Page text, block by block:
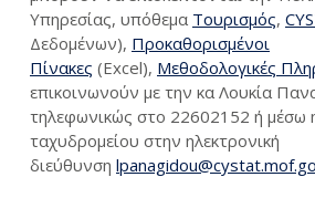
Υπηρεσίας, υπόθεμα Τουρισμός,
Δεδομένων), Προκαθορισμένοι
Πίνακες (Excel), Μεθοδολογικές
επικοινωνούν με την κα Λουκία
τηλεφωνικώς στο 22602152 ή μέσω
ταχυδρομείου στην ηλεκτρονική
διεύθυνση